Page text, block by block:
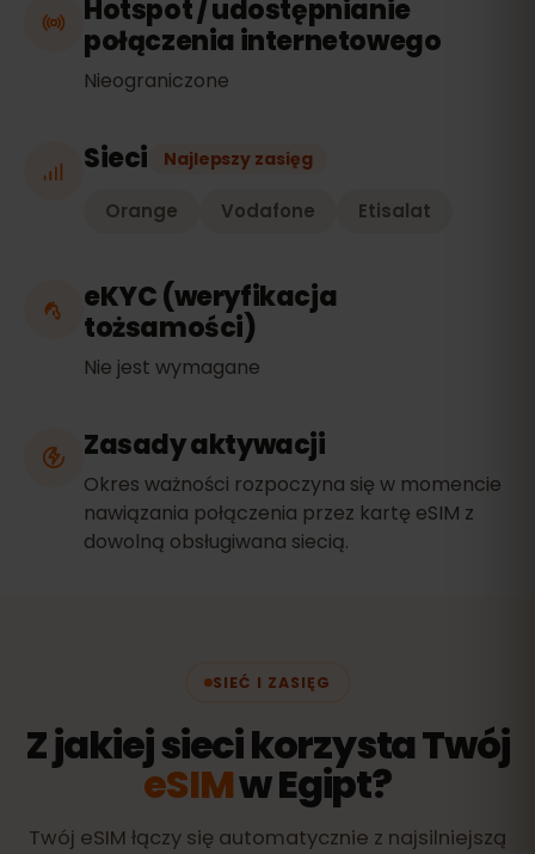
Hotspot / udostępnianie
połączenia internetowego
Nieograniczone
Sieci Najlepszy zasięg
Orange Vodafone Etisalat
eKYC (weryfikacja
tożsamości)
Nie jest wymagane
Zasady aktywacji
Okres ważności rozpoczyna się w momencie
nawiązania połączenia przez kartę eSIM z
dowolną obsługiwana siecią.
SIEĆ I ZASIĘG
Z jakiej sieci korzysta Twój
eSIMw Egipt?
Twój eSIM łączy się automatycznie z najsilniejszą